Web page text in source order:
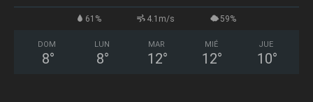
61% 4.1m/s 59%
DOM
8°
LUN
8°
MAR
12°
MIÉ
12°
JUE
10°